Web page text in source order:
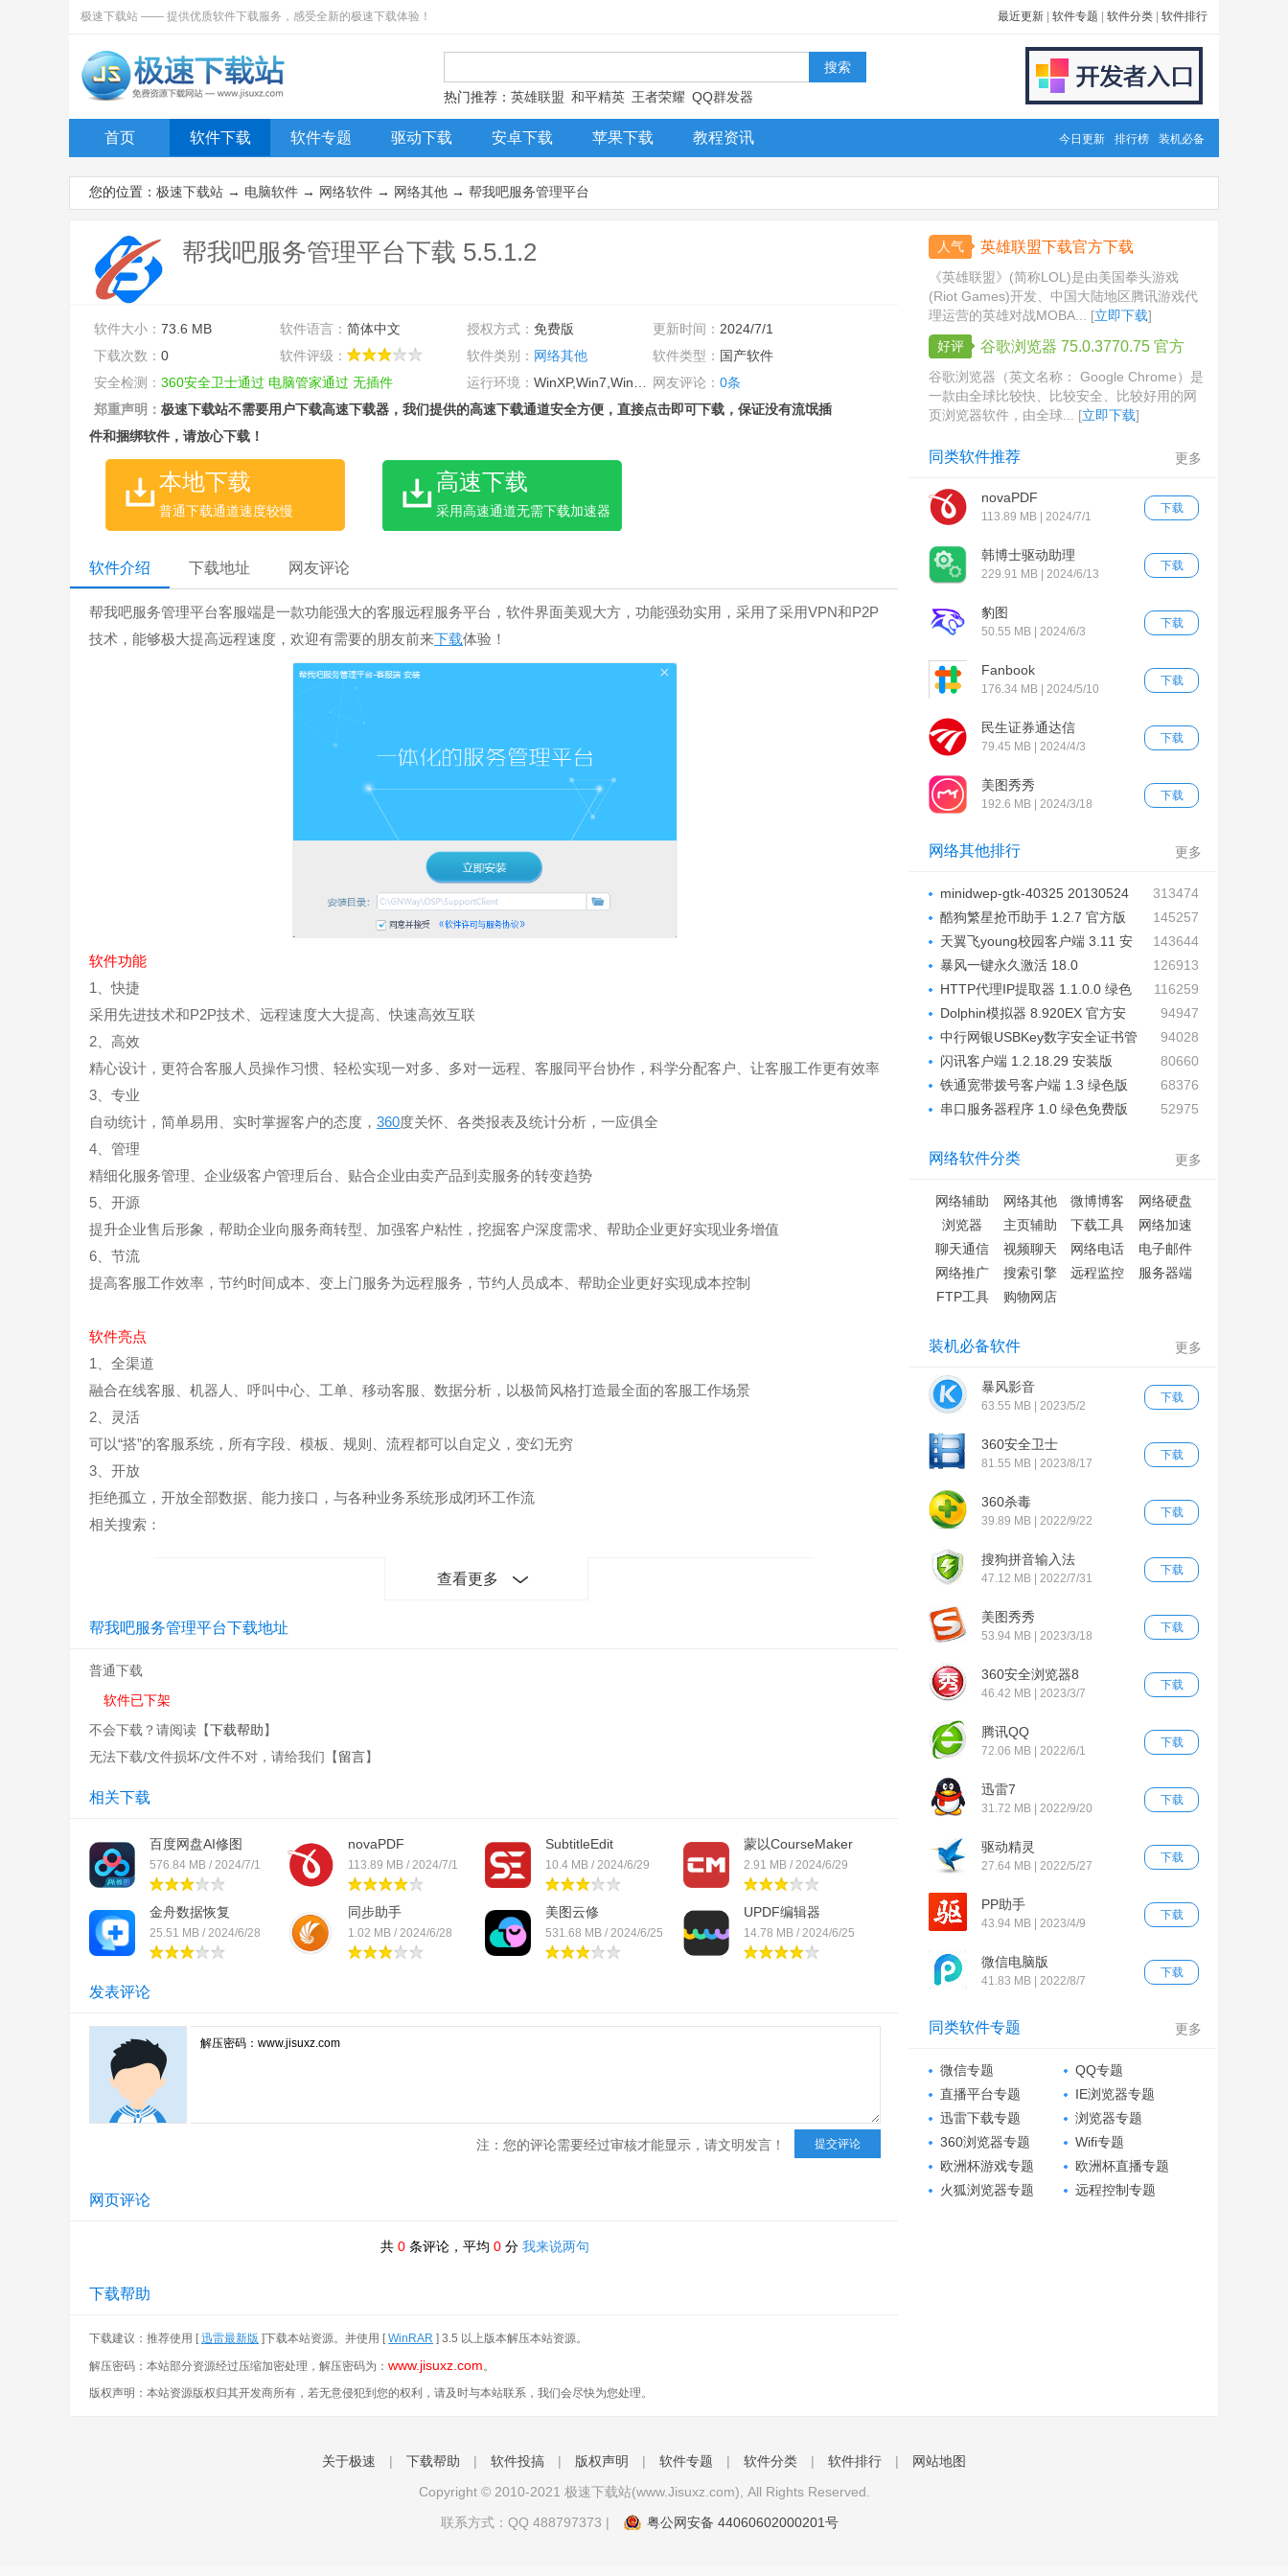
极速下载站 —— 提供优质软件下载服务，感受全新的极速下载体验！ 最近更新 软件专题 软件分类 软件排行
热门推荐： 英雄联盟 和平精英 王者荣耀 QQ群发器
首页 软件下载 软件专题 驱动下载 安卓下载 苹果下载 教程资讯 今日更新 排行榜 装机必备
您的位置： 极速下载站 → 电脑软件 → 网络软件 → 网络其他 → 帮我吧服务管理平台
帮我吧服务管理平台下载 5.5.1.2
软件大小： 73.6 MB 软件语言：简体中文 授权方式： 免费版 更新时间： 2024/7/1
下载次数： 0 软件评级： 软件类别： 网络其他 软件类型： 国产软件
安全检测： 360安全卫士通过 电脑管家通过 无插件 运行环境： WinXP,Win7,Win8,Win10,WinAll 网友评论：0条
郑重声明： 极速下载站不需要用户下载高速下载器，我们提供的高速下载通道安全方便，直接点击即可下载，保证没有流氓插
件和捆绑软件，请放心下载！
本地下载
普通下载通道速度较慢
高速下载
采用高速通道无需下载加速器
软件介绍 下载地址 网友评论
帮我吧服务管理平台客服端是一款功能强大的客服远程服务平台，软件界面美观大方，功能强劲实用，采用了采用VPN和P2P
技术，能够极大提高远程速度，欢迎有需要的朋友前来下载体验！
软件功能
1、快捷
采用先进技术和P2P技术、远程速度大大提高、快速高效互联
2、高效
精心设计，更符合客服人员操作习惯、轻松实现一对多、多对一远程、客服同平台协作，科学分配客户、让客服工作更有效率
3、专业
自动统计，简单易用、实时掌握客户的态度， 360度关怀、各类报表及统计分析，一应俱全
4、管理
精细化服务管理、企业级客户管理后台、贴合企业由卖产品到卖服务的转变趋势
5、开源
提升企业售后形象，帮助企业向服务商转型、加强客户粘性，挖掘客户深度需求、帮助企业更好实现业务增值
6、节流
提高客服工作效率，节约时间成本、变上门服务为远程服务，节约人员成本、帮助企业更好实现成本控制
软件亮点
1、全渠道
融合在线客服、机器人、呼叫中心、工单、移动客服、数据分析，以极简风格打造最全面的客服工作场景
2、灵活
可以“搭”的客服系统，所有字段、模板、规则、流程都可以自定义，变幻无穷
3、开放
拒绝孤立，开放全部数据、能力接口，与各种业务系统形成闭环工作流
相关搜索：
查看更多
帮我吧服务管理平台下载地址
普通下载
软件已下架
不会下载？请阅读【下载帮助】
无法下载/文件损坏/文件不对，请给我们【留言】
相关下载
百度网盘AI修图
576.84 MB / 2024/7/1
novaPDF
113.89 MB / 2024/7/1
SubtitleEdit
10.4 MB / 2024/6/29
蒙以CourseMaker
2.91 MB / 2024/6/29
金舟数据恢复
25.51 MB / 2024/6/28
同步助手
1.02 MB / 2024/6/28
美图云修
531.68 MB / 2024/6/25
UPDF编辑器
14.78 MB / 2024/6/25
发表评论
注：您的评论需要经过审核才能显示，请文明发言！
网页评论
共 0 条评论，平均 0 分 我来说两句
下载帮助
下载建议：推荐使用 [ 迅雷最新版 ]下载本站资源。并使用 [ WinRAR ] 3.5 以上版本解压本站资源。
解压密码：本站部分资源经过压缩加密处理，解压密码为： www.jisuxz.com 。
版权声明：本站资源版权归其开发商所有，若无意侵犯到您的权利，请及时与本站联系，我们会尽快为您处理。
人气 英雄联盟下载官方下载
《英雄联盟》(简称LOL)是由美国拳头游戏
(Riot Games)开发、中国大陆地区腾讯游戏代
理运营的英雄对战MOBA... [立即下载]
好评
谷歌浏览器 75.0.3770.75 官方
版
谷歌浏览器（英文名称： Google Chrome）是
一款由全球比较快、比较安全、比较好用的网
页浏览器软件，由全球... [立即下载]
更多
同类软件推荐
下载
novaPDF
113.89 MB | 2024/7/1
下载
韩博士驱动助理
229.91 MB | 2024/6/13
下载
豹图
50.55 MB | 2024/6/3
下载
Fanbook
176.34 MB | 2024/5/10
下载
民生证券通达信
79.45 MB | 2024/4/3
下载
美图秀秀
192.6 MB | 2024/3/18
更多
网络其他排行
313474
minidwep-gtk-40325 20130524
极...
145257
酷狗繁星抢币助手 1.2.7 官方版
143644
天翼飞young校园客户端 3.11 安
装...
126913
暴风一键永久激活 18.0
116259
HTTP代理IP提取器 1.1.0.0 绿色
免...
94947
Dolphin模拟器 8.920EX 官方安
装...
94028
中行网银USBKey数字安全证书管
理...
80660
闪讯客户端 1.2.18.29 安装版
68376
铁通宽带拨号客户端 1.3 绿色版
52975
串口服务器程序 1.0 绿色免费版
更多
网络软件分类
网络辅助 网络其他 微博博客
网络硬盘
浏览器
主页辅助 下载工具
网络加速
聊天通信
视频聊天 网络电话
电子邮件
网络推广
搜索引擎 远程监控
服务器端
FTP工具
购物网店
更多
装机必备软件
下载
暴风影音
63.55 MB | 2023/5/2
下载
360安全卫士
81.55 MB | 2023/8/17
下载
360杀毒
39.89 MB | 2022/9/22
下载
搜狗拼音输入法
47.12 MB | 2022/7/31
下载
美图秀秀
53.94 MB | 2023/3/18
下载
360安全浏览器8
46.42 MB | 2023/3/7
下载
腾讯QQ
72.06 MB | 2022/6/1
下载
迅雷7
31.72 MB | 2022/9/20
下载
驱动精灵
27.64 MB | 2022/5/27
下载
PP助手
43.94 MB | 2023/4/9
下载
微信电脑版
41.83 MB | 2022/8/7
更多
同类软件专题
微信专题
QQ专题
直播平台专题
IE浏览器专题
迅雷下载专题
浏览器专题
360浏览器专题
Wifi专题
欧洲杯游戏专题
欧洲杯直播专题
火狐浏览器专题
远程控制专题
关于极速 | 下载帮助 | 软件投搞 | 版权声明 | 软件专题 | 软件分类 | 软件排行 |
网站地图
Copyright © 2010-2021 极速下载站(www.Jisuxz.com), All Rights Reserved.
联系方式：QQ 488797373 | 粤公网安备 44060602000201号